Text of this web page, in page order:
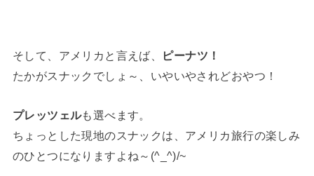
そして、アメリカと言えば、
ピーナツ！
たかがスナックでしょ～、いやいやされどおやつ！
プレッツェルも選べます。
ちょっとした現地のスナックは、アメリカ旅行の楽しみ
のひとつになりますよね～(^_^)/~